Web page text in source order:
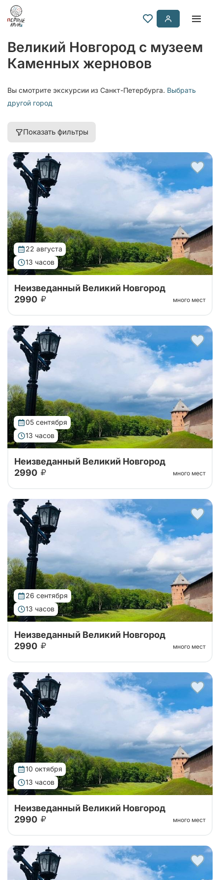
Великий Новгород с музеем
Каменных жерновов
Вы смотрите экскурсии из Санкт-Петербурга. Выбрать
другой город
Показать фильтры
22 августа
13 часов
Тур в Великий Новгород на 1 день с посещением
Кремля, авторской экскурсией по Новгороду, а
также возможностью посещения музея Мельница и
музея каменных жерновов!
Неизведанный Великий Новгород
2990
много мест
05 сентября
13 часов
Тур в Великий Новгород на 1 день с посещением
Кремля, авторской экскурсией по Новгороду, а
также возможностью посещения музея Мельница и
музея каменных жерновов!
Неизведанный Великий Новгород
2990
много мест
26 сентября
13 часов
Тур в Великий Новгород на 1 день с посещением
Кремля, авторской экскурсией по Новгороду, а
также возможностью посещения музея Мельница и
музея каменных жерновов!
Неизведанный Великий Новгород
2990
много мест
10 октября
13 часов
Тур в Великий Новгород на 1 день с посещением
Кремля, авторской экскурсией по Новгороду, а
Неизведанный Великий Новгород
2990
много мест